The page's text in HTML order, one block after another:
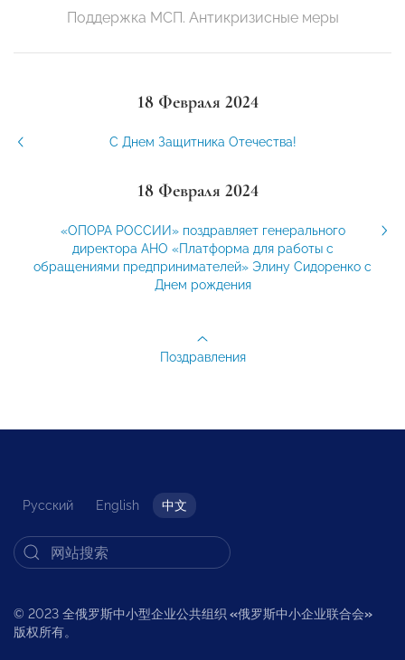
Поддержка МСП. Антикризисные меры
18 Февраля 2024
С Днем Защитника Отечества!
18 Февраля 2024
«ОПОРА РОССИИ» поздравляет генерального
директора АНО «Платформа для работы с
обращениями предпринимателей» Элину Сидоренко с
Днем рождения
Поздравления
Русский English 中文
© 2023 全俄罗斯中小型企业公共组织 «俄罗斯中小企业联合会»
版权所有。